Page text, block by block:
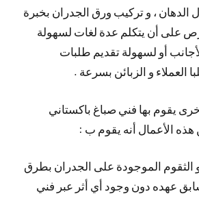
الدهان ، و تركيب ورق الجدران بخبرة
على أن يتكلم عدة لغات لسهولة
أو لسهولة تقديم طلبات
العملاء و الزبائن بسرعة .
يقوم بها فني صباغ باكستاني
هذه الأعمال أنه يقوم ب :
الثقوم الموجودة على الجدران بطرق
عهده دون وجود أي أثر عبر فني